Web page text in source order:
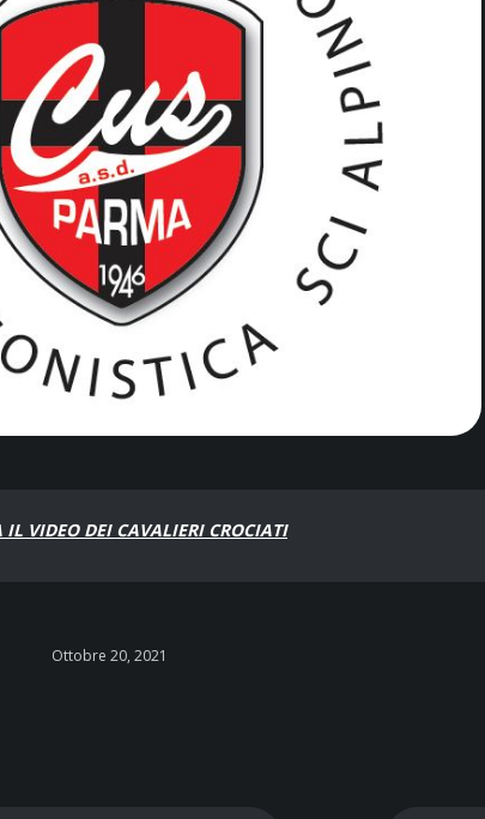
IL VIDEO DEI CAVALIERI CROCIATI
Ottobre 20, 2021